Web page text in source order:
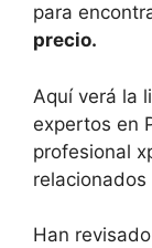
para
precio.
Aquí verá la
expertos en
profesional
Han